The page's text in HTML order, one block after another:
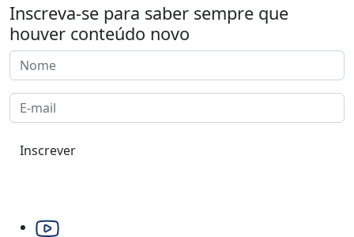
Inscreva-se para saber sempre que
houver conteúdo novo
Inscrever